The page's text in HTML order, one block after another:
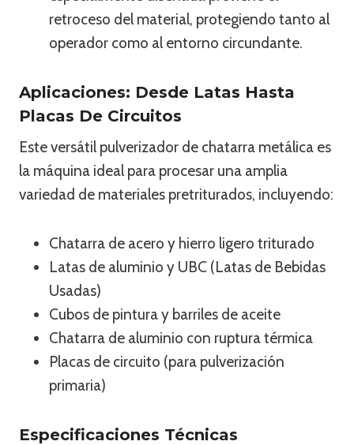
retroceso del material, protegiendo tanto al
operador como al entorno circundante.
Aplicaciones: Desde Latas Hasta
Placas De Circuitos
Este versátil pulverizador de chatarra metálica es
la máquina ideal para procesar una amplia
variedad de materiales pretriturados, incluyendo:
Chatarra de acero y hierro ligero triturado
Latas de aluminio y UBC (Latas de Bebidas
Usadas)
Cubos de pintura y barriles de aceite
Chatarra de aluminio con ruptura térmica
Placas de circuito (para pulverización
primaria)
Especificaciones Técnicas